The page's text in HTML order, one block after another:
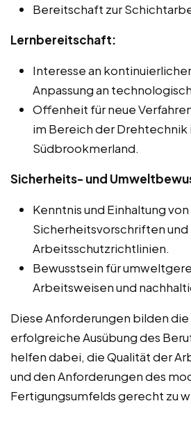
Bereitschaft zur
Lernbereitschaft:
Interesse an
Anpassung an
Offenheit für neue
im Bereich der Drehtechnik
Südbrookmerland.
Sicherheits- und
Kenntnis und Einhaltung von
Sicherheitsvorschriften und
Arbeitsschutzrichtlinien.
Bewusstsein für
Arbeitsweisen und
Diese Anforderungen bilden
erfolgreiche Ausübung des
helfen dabei, die Qualität der
und den Anforderungen des
Fertigungsumfelds gerecht zu